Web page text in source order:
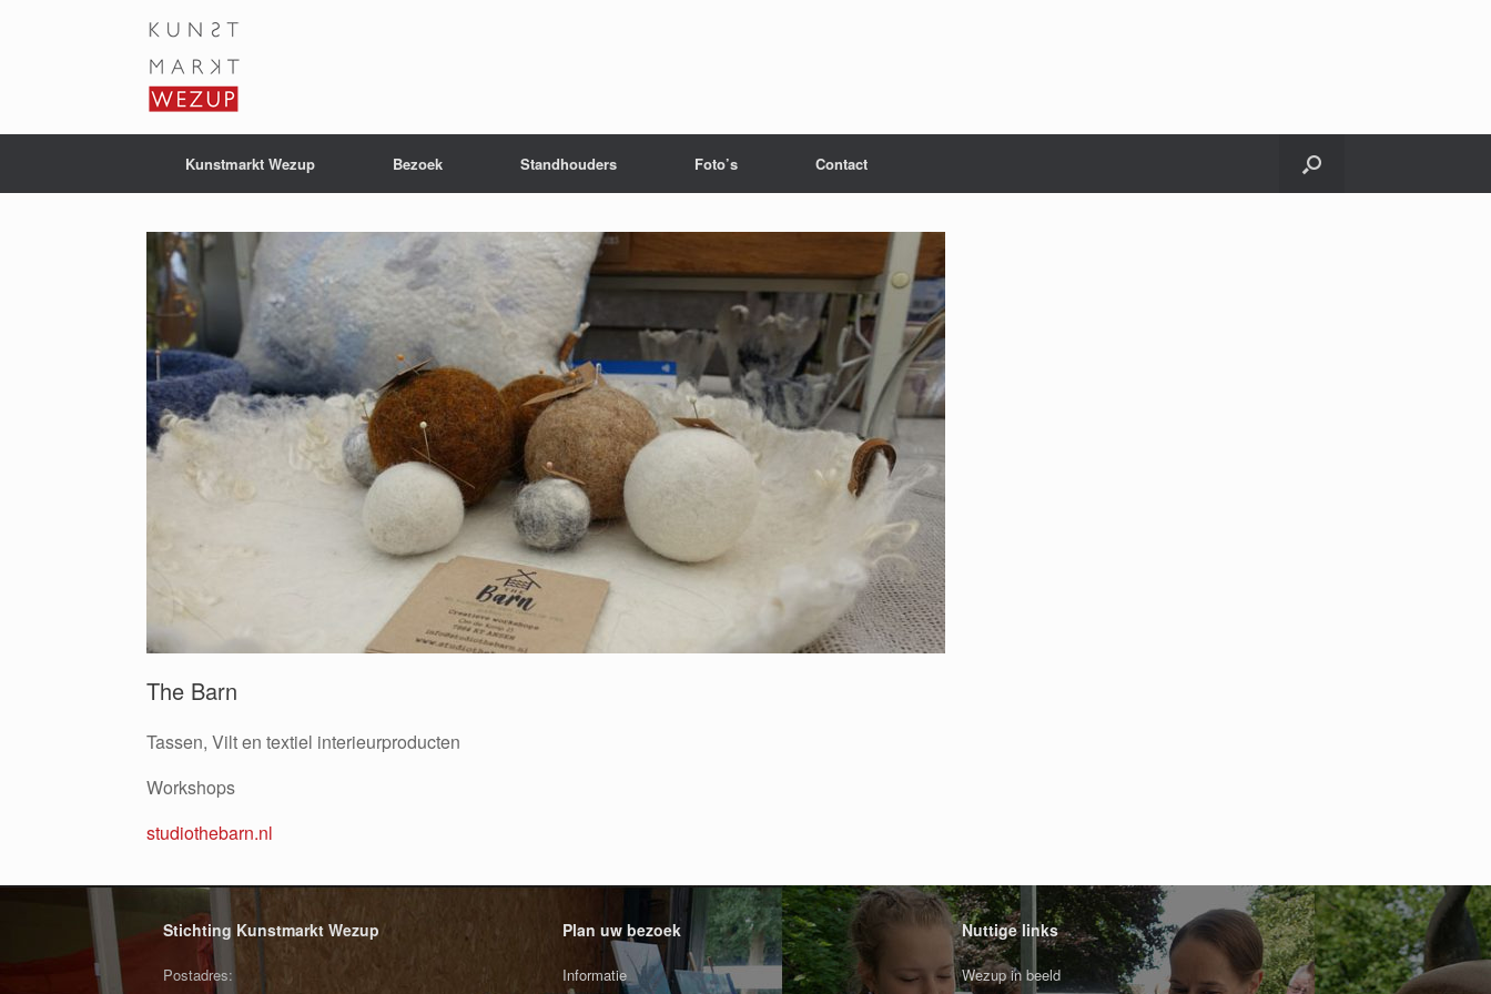
Kunstmarkt Wezup Bezoek Standhouders Foto’s Contact
The Barn
Tassen, Vilt en textiel interieurproducten
Workshops
studiothebarn.nl
Stichting Kunstmarkt Wezup
Postadres:
Plan uw bezoek
Informatie
Nuttige links
Wezup in beeld